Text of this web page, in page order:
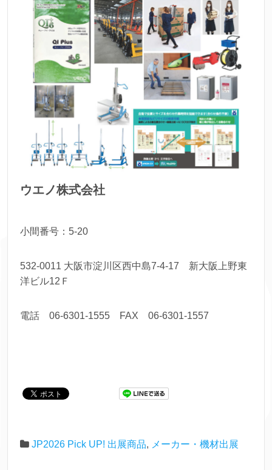
ウエノ株式会社
小間番号：5-20
532-0011 大阪市淀川区西中島7-4-17 新大阪上野東
洋ビル12Ｆ
電話 06-6301-1555 FAX 06-6301-1557
JP2026 Pick UP! 出展商品, メーカー・機材出展